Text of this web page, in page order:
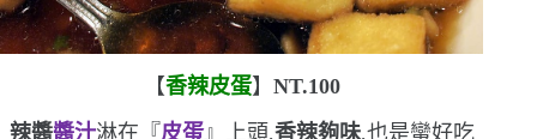
【香辣皮蛋】 NT.100
辣醬醬汁淋在『 皮蛋』上頭,香辣夠味,也是蠻好吃